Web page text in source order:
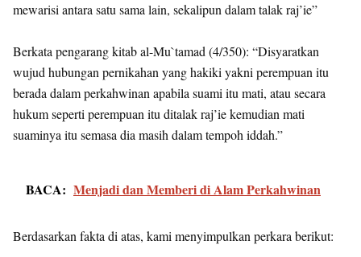
mewarisi antara satu sama lain, sekalipun dalam talak raj’ie”
Berkata pengarang kitab al-Mu`tamad (4/350): “Disyaratkan
wujud hubungan pernikahan yang hakiki yakni perempuan itu
berada dalam perkahwinan apabila suami itu mati, atau secara
hukum seperti perempuan itu ditalak raj’ie kemudian mati
suaminya itu semasa dia masih dalam tempoh iddah.”
BACA: Menjadi dan Memberi di Alam Perkahwinan
Berdasarkan fakta di atas, kami menyimpulkan perkara berikut: